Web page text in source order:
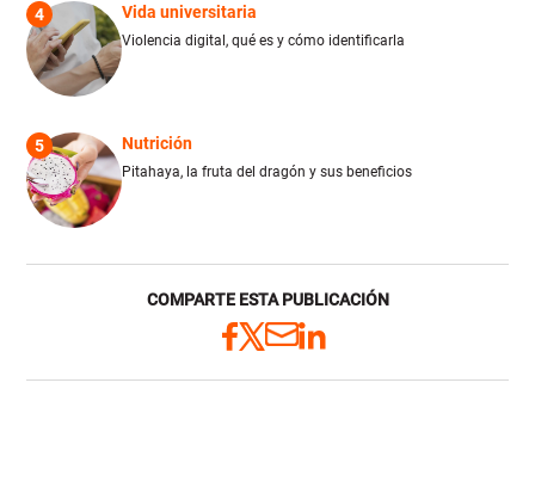
4 Vida universitaria
Violencia digital, qué es y cómo identificarla
5 Nutrición
Pitahaya, la fruta del dragón y sus beneficios
COMPARTE ESTA PUBLICACIÓN